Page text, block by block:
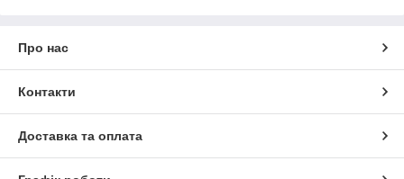
Про нас
Контакти
Доставка та оплата